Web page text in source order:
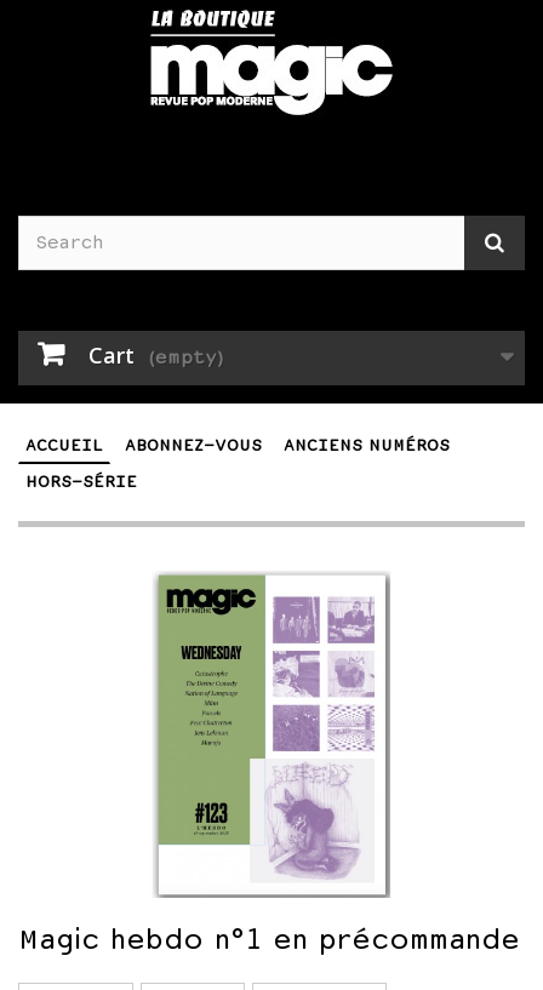
Cart (empty)
ACCUEIL ABONNEZ-VOUS
ANCIENS NUMÉROS
HORS-SÉRIE
Magic hebdo n°1 en précommande